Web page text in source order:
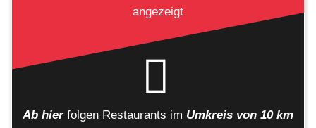
angezeigt
Ab hier folgen Restaurants im Umkreis von 10 km